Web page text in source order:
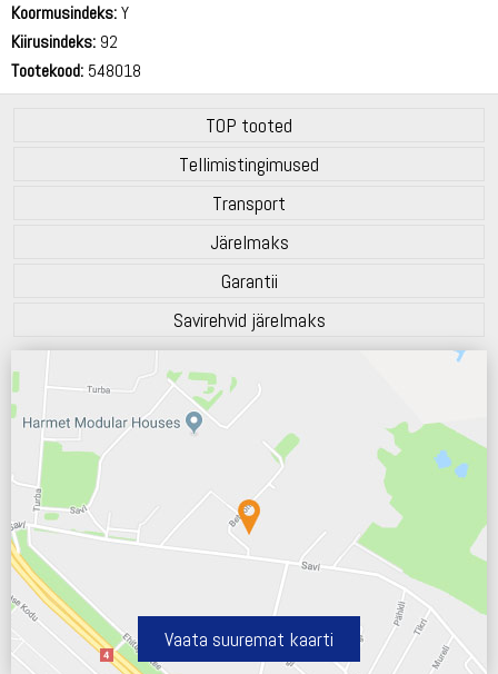
Koormusindeks:Y
Kiirusindeks: 92
Tootekood: 548018
TOP tooted
Tellimistingimused
Transport
Järelmaks
Garantii
Savirehvid järelmaks
Vaata suuremat kaarti